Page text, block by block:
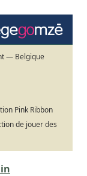
— Belgique
Pink Ribbon
de jouer des